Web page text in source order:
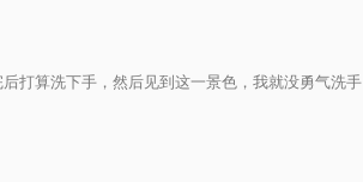
打算洗下手，然后见到这一景色，我就没勇气洗手